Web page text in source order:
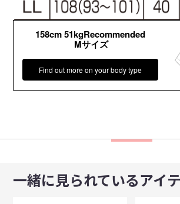
158cm 51kgRecommended
Mサイズ
Find out more on your body type
一緒に見られているアイ